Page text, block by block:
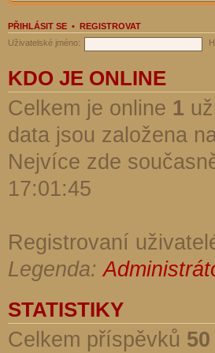
PŘIHLÁSIT SE • REGISTROVAT
Uživatelské jméno:
KDO JE ONLINE
Celkem je online 1
data jsou založena
Nejvíce zde
17:01:45
Registrovaní
Legenda:
STATISTIKY
Celkem příspěvků 50